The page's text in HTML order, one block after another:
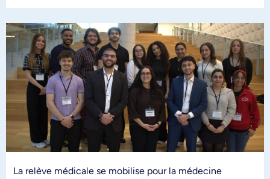
La relève médicale se mobilise pour la médecine